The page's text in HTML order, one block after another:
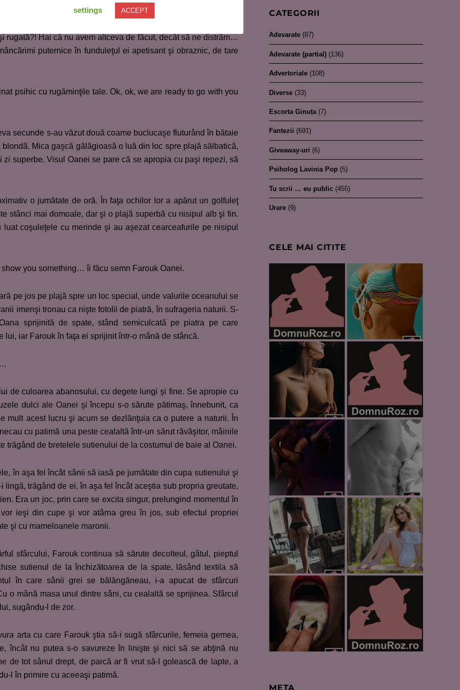
rugată?! Hai că nu avem altceva de făcut, decât să ne distrăm…
puternice în funduleţul ei apetisant şi obraznic, de tare
psihic cu rugăminţile tale. Ok, ok, we are ready to go with you
secunde s-au văzut două coame buclucaşe fluturând în bătaie
Mica gaşcă gălăgioasă o luă din loc spre plajă sălbatică,
zi superbe. Visul Oanei se pare că se apropia cu paşi repezi, să
o jumătate de oră. În faţa ochilor lor a apărut un golfuleţ
stânci mai domoale, dar şi o plajă superbă cu nisipul alb şi fin.
coşuleţele cu merinde şi au aşezat cearceafurile pe nisipul
you something… îi făcu semn Farouk Oanei.
pe jos pe plajă spre un loc special, unde valurile oceanului se
imenşi tronau ca nişte fotolii de piatră, în sufrageria naturii. S-
sprijinită de spate, stând semiculcată pe piatra pe care
lui, iar Farouk în faţa ei sprijinit într-o mână de stâncă.
de culoarea abanosului, cu degete lungi şi fine. Se apropie cu
dulci ale Oanei şi începu s-o sărute pătimaş, înnebunit, ca
mult acest lucru şi acum se dezlănţuia ca o putere a naturii. În
cu patimă una peste cealaltă într-un sărut răvăşitor, mâinile
trăgând de bretelele sutienului de la costumul de baie al Oanei.
în aşa fel încât sânii să iasă pe jumătate din cupa sutienului şi
lingă, trăgând de ei, în aşa fel încât aceştia sub propria greutate,
Era un joc, prin care se excita singur, prelungind momentul în
ieşi din cupe şi vor atârna greu în jos, sub efectul propriei
şi cu mameloanele maronii.
sfârcului, Farouk continua să sărute decolteul, gâtul, pieptul
sutienul de la închizătoarea de la spate, lăsând textila să
în care sânii grei se bălăngăneau, i-a apucat de sfârcuri
o mână masa unul dintre sâni, cu cealaltă se sprijinea. Sfârcul
sugându-l de zor.
arta cu care Farouk ştia să-i sugă sfârcurile, femeia gemea,
încât nu putea s-o savureze în linişte şi nici să se abţină nu
de tot sânul drept, de parcă ar fi vrut să-l golească de lapte, a
l în primire cu aceeaşi patimă.
CATEGORII
Adevarate (87)
Adevarate (partial) (136)
Advertoriale (108)
Diverse (33)
Escorta Ginuța (7)
Fantezii (691)
Giveaway-uri (6)
Psiholog Lavinia Pop (5)
Tu scrii … eu public (455)
Urare (9)
CELE MAI CITITE
META
settings
ACCEPT